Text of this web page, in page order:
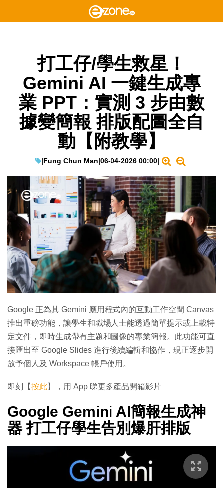
打工仔/學生救星！
Gemini AI 一鍵生成專
業 PPT：實測 3 步由數
據變簡報 排版配圖全自
動【附教學】
|Fung Chun Man|06-04-2026 00:00|
Google 正為其 Gemini 應用程式內的互動工作空間 Canvas
推出重磅功能，讓學生和職場人士能透過簡單提示或上載特
定文件，即時生成帶有主題和圖像的專業簡報。此功能可直
接匯出至 Google Slides 進行後續編輯和協作，現正逐步開
放予個人及 Workspace 帳戶使用。
即刻【按此】，用 App 睇更多產品開箱影片
Google Gemini AI簡報生成神
器 打工仔學生告別爆肝排版